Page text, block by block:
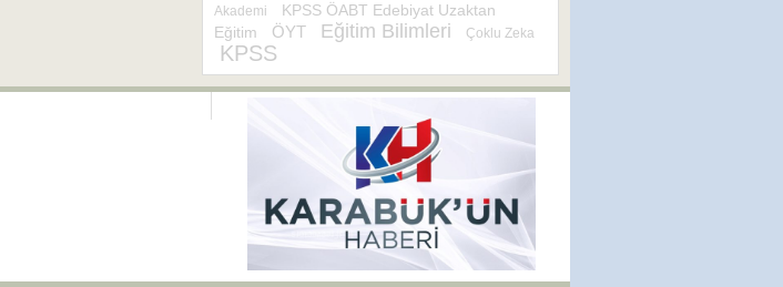
Akademi
KPSS ÖABT Edebiyat Uzaktan
Eğitim
ÖYT Eğitim Bilimleri Çoklu Zeka
KPSS